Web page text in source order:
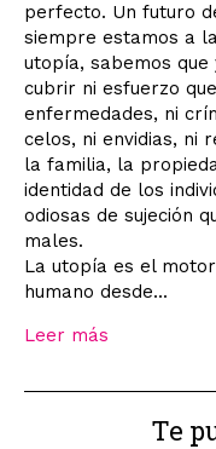
perfecto. Un futuro
siempre estamos a
utopía, sabemos que
cubrir ni esfuerzo
enfermedades, ni
celos, ni envidias, ni
la familia, la
identidad de los
odiosas de sujeción
males.
La utopía es el
humano desde...
Leer más
Te